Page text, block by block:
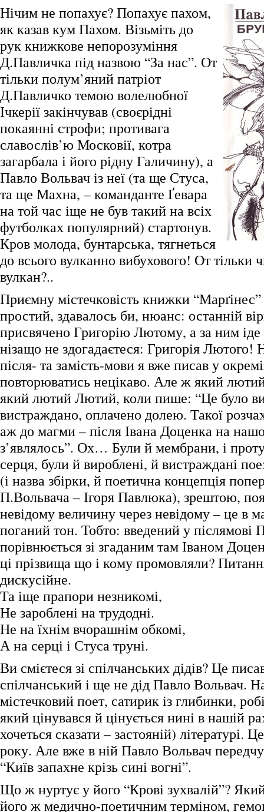
Нічим не попахує? Попахує пахом,
як казав кум Пахом. Візьміть до
рук книжкове непорозуміння
Д.Павличка під назвою “За нас”. От
тільки полум’яний патріот
Д.Павличко темою волелюбної
Ічкерії закінчував (своєрідні
покаянні строфи; противага
славослів’ю Московії, котра
загарбала і його рідну Галичину), а
Павло Вольвач із неї (та ще Стуса,
та ще Махна, – команданте Ґевара
на той час іще не був такий на всіх
футболках популярний) стартонув.
Кров молода, бунтарська, тягнеться
до всього вулканно вибухового! От тільки
вулкан?..
Приємну містечковість книжки
простий, здавалось би, нюанс: останній
присвячено Григорію Лютому, а за ним
нізащо не здогадаєтеся: Григорія Лютого!
після- та замість-мови я вже писав у
повторюватись нецікаво. Але ж який
який лютий Лютий, коли пише: “Це було
вистраждано, оплачено долею. Такої
аж до магми – після Івана Доценка на
з’являлось”. Ох… Були й мембрани, і
серця, були й вироблені, й вистраждані
(і назва збірки, й поетична концепція
П.Вольвача – Ігоря Павлюка), зрештою,
невідому величину через невідому – це в
поганий тон. Тобто: введений у післямові
порівнюється зі згаданим там Іваном
ці прізвища що і кому промовляли?
дискусійне.
Та іще прапори незникомі,
Не зароблені на трудодні.
Не на їхнім вчорашнім обкомі,
А на серці і Стуса труні.
Ви смієтеся зі спілчанських дідів? Це
спілчанський і ще не дід Павло Вольвач.
містечковий поет, сатирик із глибинки,
який цінувався й цінується нині в нашій
хочеться сказати – застояній) літературі.
року. Але вже в ній Павло Вольвач
“Київ запахне крізь сині вогні”.
Що ж нуртує у його “Крові зухвалій”?
його ж медично-поетичним терміном,